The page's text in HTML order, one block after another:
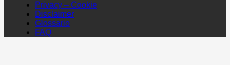
Privacy – Cookie
Disclaimer
Glossario
FAQ